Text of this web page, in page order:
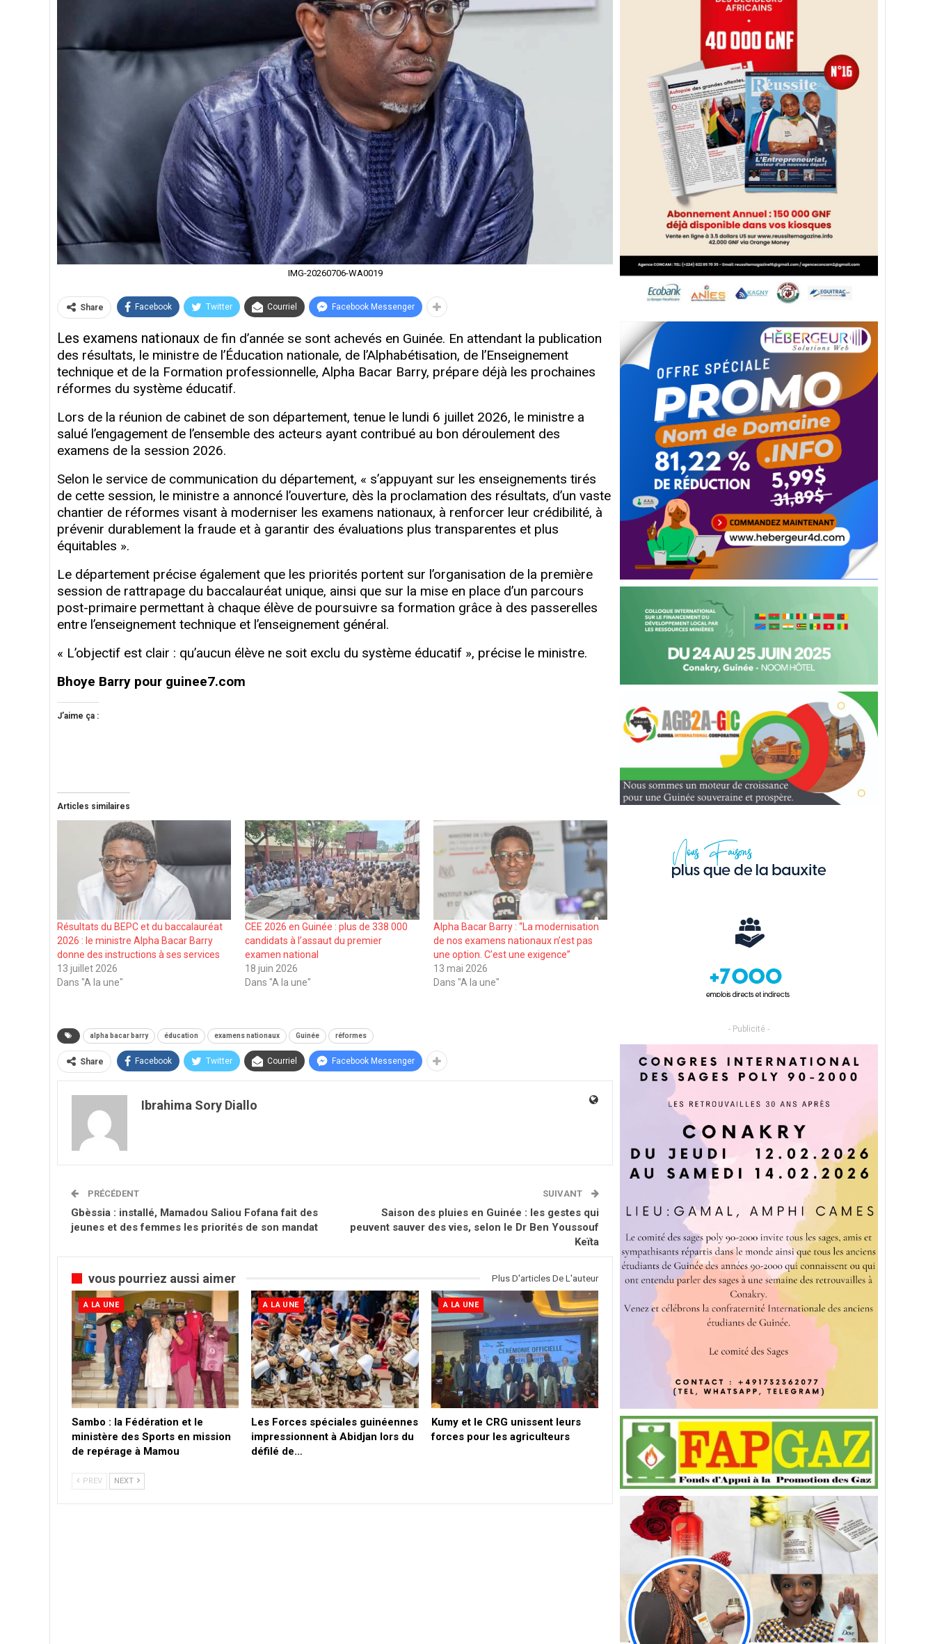
IMG-20260706-WA0019
Share Facebook Twitter Courriel Facebook Messenger
Les examens nationaux de fin d’année se sont achevés en Guinée. En attendant la publication
des résultats, le ministre de l’Éducation nationale, de l’Alphabétisation, de l’Enseignement
technique et de la Formation professionnelle, Alpha Bacar Barry, prépare déjà les prochaines
réformes du système éducatif.
Lors de la réunion de cabinet de son département, tenue le lundi 6 juillet 2026, le ministre a
salué l’engagement de l’ensemble des acteurs ayant contribué au bon déroulement des
examens de la session 2026.
Selon le service de communication du département, « s’appuyant sur les enseignements tirés
de cette session, le ministre a annoncé l’ouverture, dès la proclamation des résultats, d’un vaste
chantier de réformes visant à moderniser les examens nationaux, à renforcer leur crédibilité, à
prévenir durablement la fraude et à garantir des évaluations plus transparentes et plus
équitables ».
Le département précise également que les priorités portent sur l’organisation de la première
session de rattrapage du baccalauréat unique, ainsi que sur la mise en place d’un parcours
post-primaire permettant à chaque élève de poursuivre sa formation grâce à des passerelles
entre l’enseignement technique et l’enseignement général.
« L’objectif est clair : qu’aucun élève ne soit exclu du système éducatif », précise le ministre.
Bhoye Barry pour guinee7.com
J’aime ça :
Articles similaires
Résultats du BEPC et du baccalauréat
2026 : le ministre Alpha Bacar Barry
donne des instructions à ses services
13 juillet 2026
Dans "A la une"
CEE 2026 en Guinée : plus de 338 000
candidats à l’assaut du premier
examen national
18 juin 2026
Dans "A la une"
Alpha Bacar Barry : “La modernisation
de nos examens nationaux n’est pas
une option. C’est une exigence”
13 mai 2026
Dans "A la une"
alpha bacar barry éducation examens nationaux Guinée réformes
Share Facebook Twitter Courriel Facebook Messenger
Ibrahima Sory Diallo
PRÉCÉDENT
Gbèssia : installé, Mamadou Saliou Fofana fait des
jeunes et des femmes les priorités de son mandat
SUIVANT
Saison des pluies en Guinée : les gestes qui
peuvent sauver des vies, selon le Dr Ben Youssouf
Keïta
vous pourriez aussi aimer Plus D'articles De L'auteur
A LA UNE
Sambo : la Fédération et le
ministère des Sports en mission
de repérage à Mamou
A LA UNE
Les Forces spéciales guinéennes
impressionnent à Abidjan lors du
défilé de…
A LA UNE
Kumy et le CRG unissent leurs
forces pour les agriculteurs
PREV NEXT
- Publicité -